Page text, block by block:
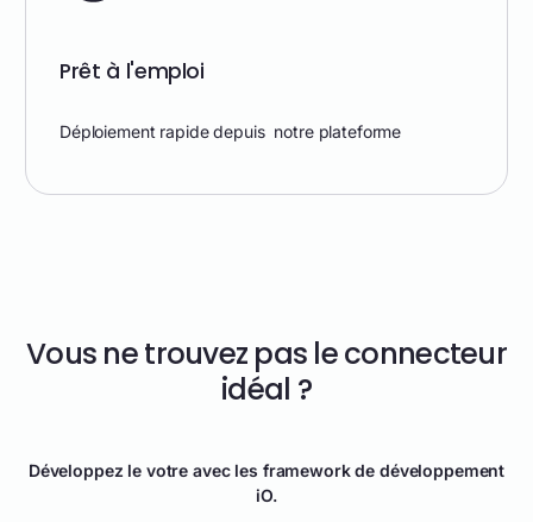
Prêt à l'emploi
Déploiement rapide depuis notre plateforme
Vous ne trouvez pas le connecteur
idéal ?
Développez le votre avec les framework de développement
iO.